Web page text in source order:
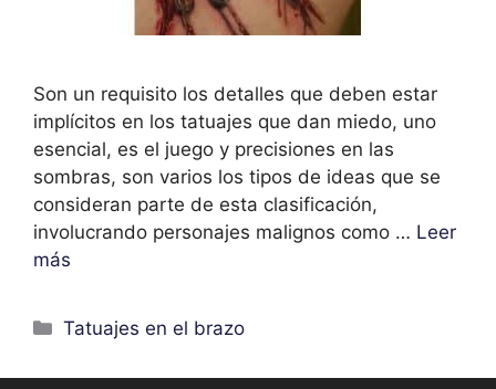
Son un requisito los detalles que deben estar
implícitos en los tatuajes que dan miedo, uno
esencial, es el juego y precisiones en las
sombras, son varios los tipos de ideas que se
consideran parte de esta clasificación,
involucrando personajes malignos como … Leer
más
Categorías
Tatuajes en el brazo